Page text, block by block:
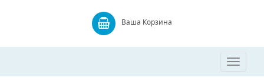
Ваша Корзина
Toggle